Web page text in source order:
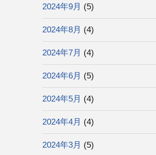
2024年9月 (5)
2024年8月 (4)
2024年7月 (4)
2024年6月 (5)
2024年5月 (4)
2024年4月 (4)
2024年3月 (5)